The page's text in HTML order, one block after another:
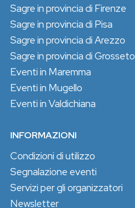
Sagre in provincia di Firenze
Sagre in provincia di Pisa
Sagre in provincia di Arezzo
Sagre in provincia di Grosseto
Eventi in Maremma
Eventi in Mugello
Eventi in Valdichiana
INFORMAZIONI
Condizioni di utilizzo
Segnalazione eventi
Servizi per gli organizzatori
Newsletter